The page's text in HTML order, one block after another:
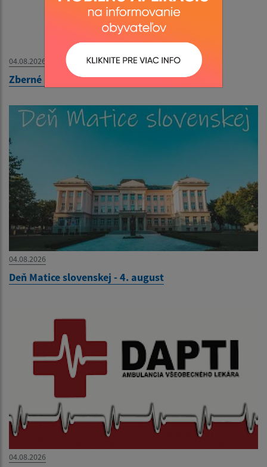
04.08.2026
Zberné miesto - OZNAM
04.08.2026
Deň Matice slovenskej - 4. august
04.08.2026